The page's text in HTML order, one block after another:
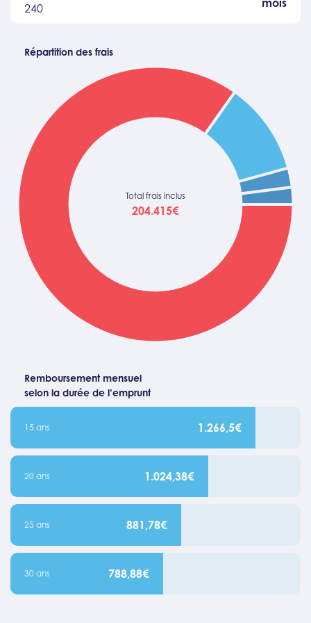
240
Répartition des frais
Total frais inclus
204.415€
Remboursement mensuel
selon la durée de l’emprunt
15 ans 1.266,5€
20 ans 1.024,38€
25 ans 881,78€
30 ans 788,88€